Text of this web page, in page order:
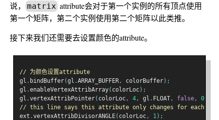
说，
matrix attribute会对于第一个实例的所有顶点使用
第一个矩阵，第二个实例使用第二个矩阵以此类推。
接下来我们还需要去设置颜色的attribute。
// 为颜色设置attribute
gl . bindBuffer(gl .ARRAY_BUFFER, colorBuffer);
gl .enableVertexAttribArray( colorLoc);
gl .vertexAttribPointer( colorLoc, 4, gl . FLOAT, false, 0
// this line says this attribute only changes for each 1
ext .vertexAttribDivisorANGLE( colorLoc, 1);